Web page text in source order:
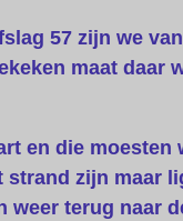
57 zijn we
maat daar
en die moesten
strand zijn maar
weer terug naar